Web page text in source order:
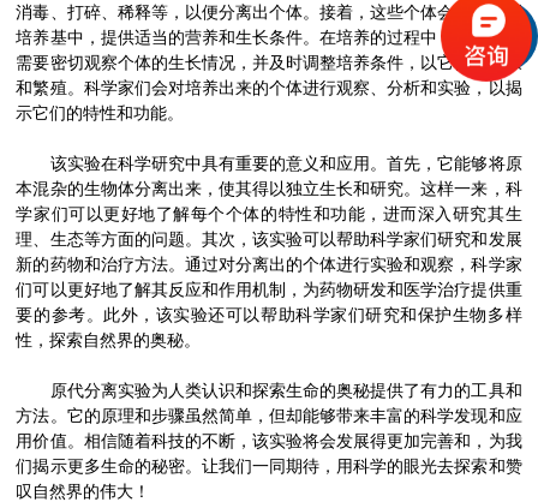
消毒、打碎、稀释等，以便分离出个体。接着，这些个体会被接种到
培养基中，提供适当的营养和生长条件。在培养的过程中，科学家们
需要密切观察个体的生长情况，并及时调整培养条件，以它们的健康
和繁殖。科学家们会对培养出来的个体进行观察、分析和实验，以揭
示它们的特性和功能。
该实验在科学研究中具有重要的意义和应用。首先，它能够将原
本混杂的生物体分离出来，使其得以独立生长和研究。这样一来，科
学家们可以更好地了解每个个体的特性和功能，进而深入研究其生
理、生态等方面的问题。其次，该实验可以帮助科学家们研究和发展
新的药物和治疗方法。通过对分离出的个体进行实验和观察，科学家
们可以更好地了解其反应和作用机制，为药物研发和医学治疗提供重
要的参考。此外，该实验还可以帮助科学家们研究和保护生物多样
性，探索自然界的奥秘。
原代分离实验为人类认识和探索生命的奥秘提供了有力的工具和
方法。它的原理和步骤虽然简单，但却能够带来丰富的科学发现和应
用价值。相信随着科技的不断，该实验将会发展得更加完善和，为我
们揭示更多生命的秘密。让我们一同期待，用科学的眼光去探索和赞
叹自然界的伟大！